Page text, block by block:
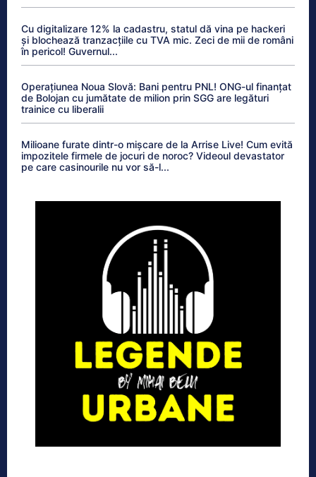
Cu digitalizare 12% la cadastru, statul dă vina pe hackeri
și blochează tranzacțiile cu TVA mic. Zeci de mii de români
în pericol! Guvernul...
Operațiunea Noua Slovă: Bani pentru PNL! ONG-ul finanțat
de Bolojan cu jumătate de milion prin SGG are legături
trainice cu liberalii
Milioane furate dintr-o mișcare de la Arrise Live! Cum evită
impozitele firmele de jocuri de noroc? Videoul devastator
pe care casinourile nu vor să-l...